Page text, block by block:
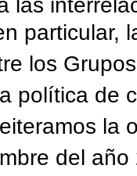
particular,
los
política de
la
del año